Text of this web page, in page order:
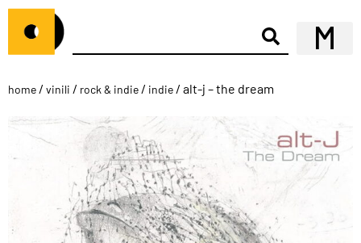
home / vinili / rock & indie / indie / alt-j – the dream